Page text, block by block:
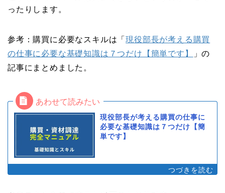
ったりします。
参考：購買に必要なスキルは「現役部長が考える購買
の仕事に必要な基礎知識は７つだけ【簡単です】
」の
記事にまとめました。
現役部長が考える購買の仕事に
必要な基礎知識は７つだけ【簡
単です】